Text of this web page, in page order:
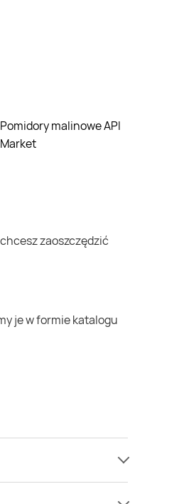
Pomidory malinowe API
Market